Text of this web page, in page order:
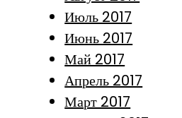
Июль 2017
Июнь 2017
Май 2017
Апрель 2017
Март 2017